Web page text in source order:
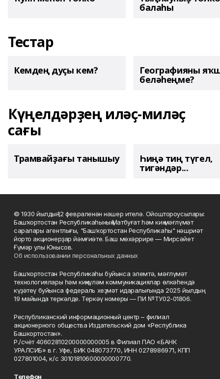
балаһы
Тестар
Кемдең дуҫы кем? Географияны
беләһеңме?
Күңелдәрҙең иләҫ-миләҫ
сағы
Трамвайҙағы танышыу Һиңә тиң түгел,
тигәндәр...
© 1930 йылдың 12 февраленән нәшер ителә. Ойоштороусылары:
Башҡортостан Республикаһының Матбуғат һәм киң мәғлүмәт
саралары агентлығы, "Башҡортостан Республикаһы" нәшриәт
йорто акционерҙар йәмғиәте. Баш мөхәррире — Мирсәйет
Ғүмәр улы Юнысов.
Об использовании персональных данных
Башҡортостан Республикаһы буйынса элемтә, мәғлүмәт
технологиялары һәм киңкүләм коммуникациялар өлкәһендә
күҙәтеү буйынса федераль хеҙмәт идаралығында 2025 йылдың
19 майында теркәлде. Теркәү номеры — ПИ №ТУ02-01806.
Республиканский информационный центр – филиал
акционерного общества Издательский дом «Республика
Башкортостан».
Р./счёт 40602810200000000005 в Филиал ПАО «БАНК
УРАЛСИБ» в г. Уфе, БИК 048073770, ИНН 0278986971, КПП
027801004, к/с 30101810600000000770.
Телефон